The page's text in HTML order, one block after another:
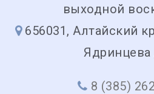
выходной
656031, Алтайский
Ядринцева
8 (385)